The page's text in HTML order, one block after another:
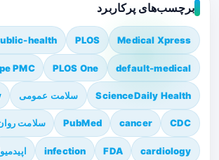
برچسب‌های پرکاربرد
Medical Xpress
PLOS
health
default-medical
PLOS One
PMC
ScienceDaily Health سلامت عمومی
CDC
cancer
PubMed سلامت
cardiology
FDA
infection